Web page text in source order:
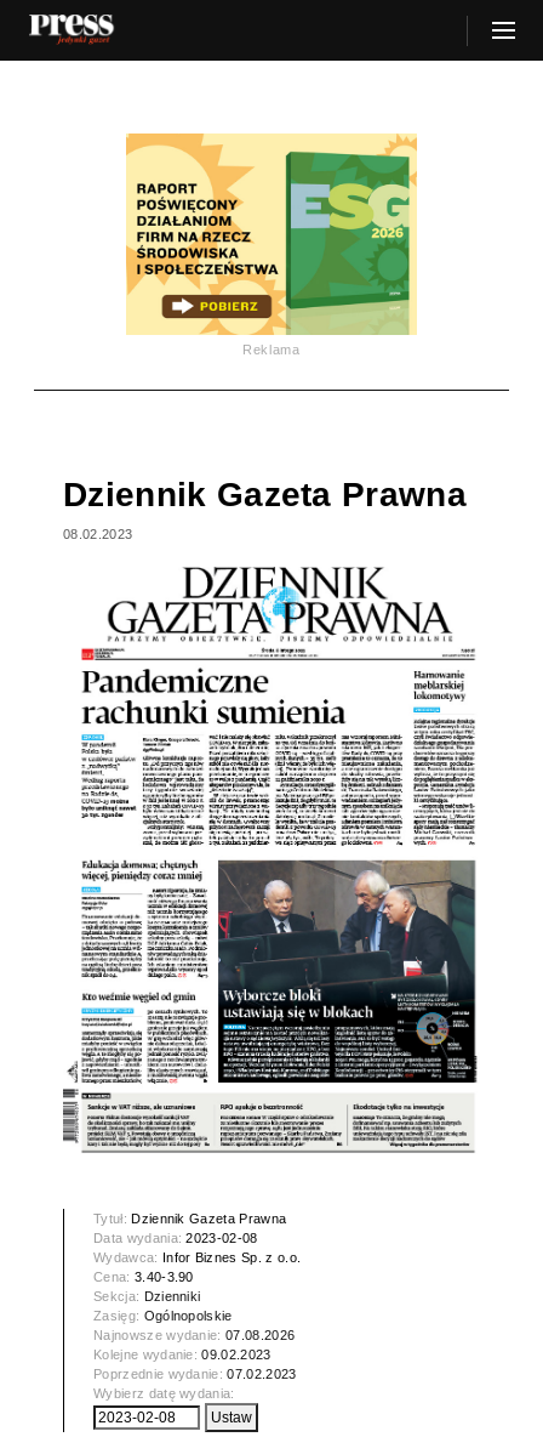
Reklama
Dziennik Gazeta Prawna
08.02.2023
Tytuł:Dziennik Gazeta Prawna
Data wydania:2023-02-08
Wydawca: Infor Biznes Sp. z o.o.
Cena: 3.40-3.90
Sekcja: Dzienniki
Zasięg: Ogólnopolskie
Najnowsze wydanie:07.08.2026
Kolejne wydanie:09.02.2023
Poprzednie wydanie:07.02.2023
Wybierz datę wydania: